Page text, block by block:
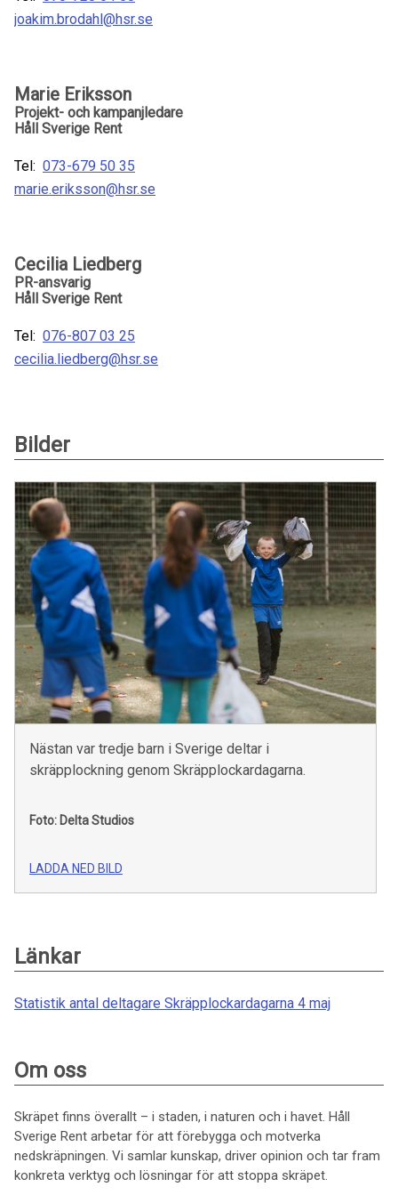
joakim.brodahl@hsr.se
Marie Eriksson
Projekt- och kampanjledare
Håll Sverige Rent
Tel: 073-679 50 35
marie.eriksson@hsr.se
Cecilia Liedberg
PR-ansvarig
Håll Sverige Rent
Tel: 076-807 03 25
cecilia.liedberg@hsr.se
Bilder
Nästan var tredje barn i Sverige deltar i
skräpplockning genom Skräpplockardagarna.
Foto: Delta Studios
LADDA NED BILD
Länkar
Statistik antal deltagare Skräpplockardagarna 4 maj
Om oss
Skräpet finns överallt – i staden, i naturen och i havet. Håll
Sverige Rent arbetar för att förebygga och motverka
nedskräpningen. Vi samlar kunskap, driver opinion och tar fram
konkreta verktyg och lösningar för att stoppa skräpet.